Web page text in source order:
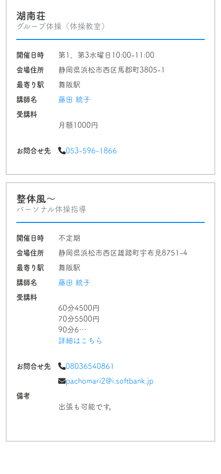
湖南荘
グループ体操（体操教室）
開催日時
第1、第3水曜日10:00-11:00
会場住所
静岡県浜松市西区馬郡町3805-1
最寄り駅
舞阪駅
講師名
藤田 統子
受講料
月額1000円
お問合せ先 053-596-1866
整体風〜
パーソナル体操指導
開催日時
不定期
会場住所
静岡県浜松市西区雄踏町宇布見8751-4
最寄り駅
舞阪駅
講師名
藤田 統子
受講料
60分4500円
70分5500円
90分6…
詳細はこちら
お問合せ先
08036540861
pachomari2@i.softbank.jp
備考
出張も可能です。